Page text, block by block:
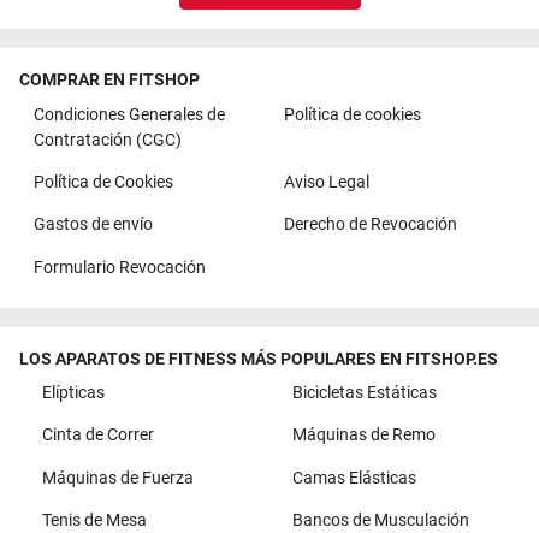
COMPRAR EN FITSHOP
Condiciones Generales de
Contratación (CGC)
Política de cookies
Política de Cookies Aviso Legal
Gastos de envío Derecho de Revocación
Formulario Revocación
LOS APARATOS DE FITNESS MÁS POPULARES EN FITSHOP.ES
Elípticas
Bicicletas Estáticas
Cinta de Correr Máquinas de Remo
Máquinas de Fuerza Camas Elásticas
Tenis de Mesa Bancos de Musculación